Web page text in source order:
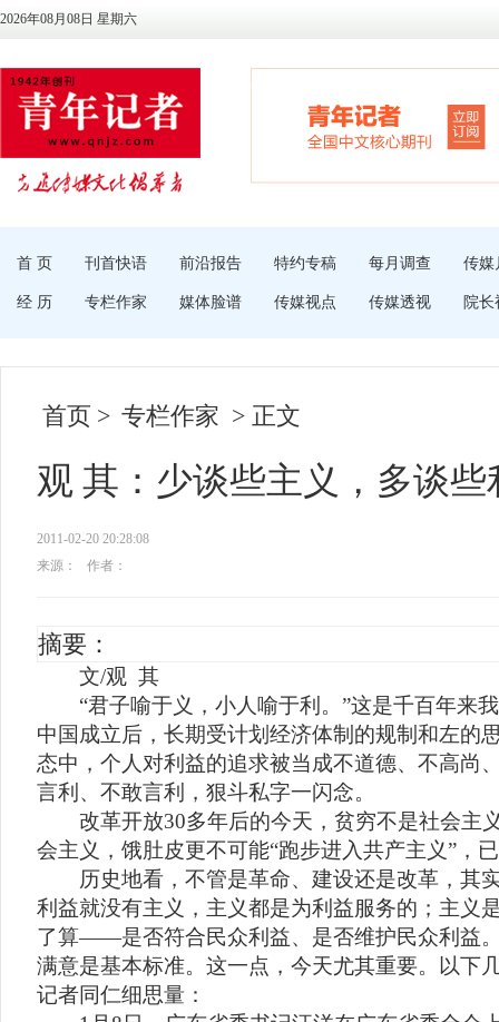
2026年08月08日 星期六
首 页 刊首快语 前沿报告 特约专稿 每月调查 传媒
经 历 专栏作家 媒体脸谱 传媒视点 传媒透视 院长
首页 > 专栏作家 > 正文
观 其：少谈些主义，多谈些
2011-02-20 20:28:08
来源：
作者：
摘要：
文/观 其
“君子喻于义，小人喻于利。”这是千百年来
中国成立后，长期受计划经济体制的规制和左的
态中，个人对利益的追求被当成不道德、不高尚
言利、不敢言利，狠斗私字一闪念。
改革开放30多年后的今天，贫穷不是社会主
会主义，饿肚皮更不可能“跑步进入共产主义”，
历史地看，不管是革命、建设还是改革，其
利益就没有主义，主义都是为利益服务的；主义
了算——是否符合民众利益、是否维护民众利益
满意是基本标准。这一点，今天尤其重要。以下
记者同仁细思量：